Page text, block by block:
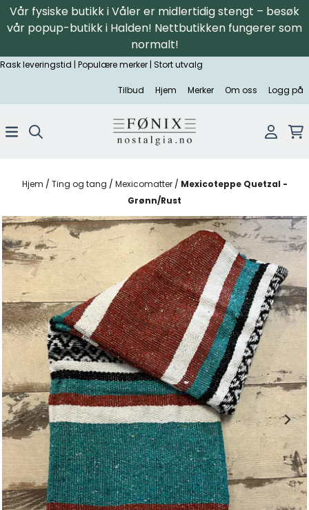
Hopp til innhold
Vår fysiske butikk i Våler er midlertidig stengt – besøk
vår popup-butikk i Halden! Nettbutikken fungerer som
normalt!
Rask leveringstid | Populære merker | Stort utvalg
Tilbud Hjem Merker Om oss Logg på
Hjem / Ting og tang / Mexicomatter / Mexicoteppe Quetzal -
Grønn/Rust